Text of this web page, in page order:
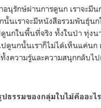
อนุรักษ์ผ่านการดูนก เราจะมี
นั้นเราจะมีหนังสือรวมพันธุ์
นกในพื้นที่จริง ทั้งในป่า ทุ่งน
ปดูนกนั้นเราก็ไม่ได้เห็นแค่น
ทั้งความรู้และความสนุกกลับไ
ธรรมของกลุ่มใบไม้คืออะไร